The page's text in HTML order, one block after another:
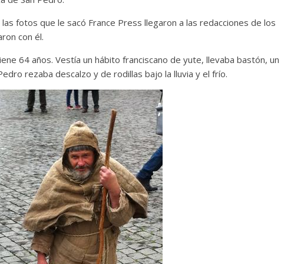
fotos que le sacó France Press llegaron a las redacciones de los
con él.
64 años. Vestía un hábito franciscano de yute, llevaba bastón, un
rezaba descalzo y de rodillas bajo la lluvia y el frío.